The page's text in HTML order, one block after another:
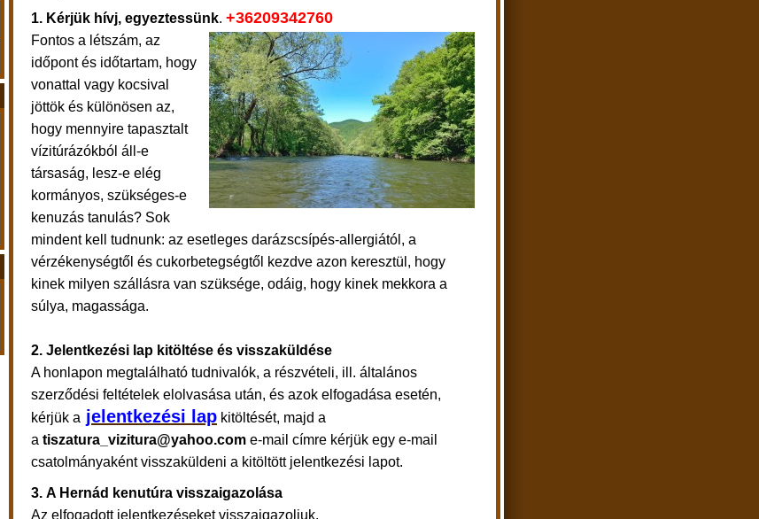
1. Kérjük hívj, egyeztessünk. +36209342760
Fontos a létszám, az
időpont és időtartam, hogy
vonattal vagy kocsival
jöttök és különösen az,
hogy mennyire tapasztalt
vízitúrázókból áll-e
társaság, lesz-e elég
kormányos, szükséges-e
kenuzás tanulás? Sok
mindent kell tudnunk: az esetleges darázscsípés-allergiától, a
vérzékenységtől és cukorbetegségtől kezdve azon keresztül, hogy
kinek milyen szállásra van szüksége, odáig, hogy kinek mekkora a
súlya, magassága.
2. Jelentkezési lap kitöltése és visszaküldése
A honlapon megtalálható tudnivalók, a részvételi, ill. általános
szerződési feltételek elolvasása után, és azok elfogadása esetén,
kérjük a jelentkezési lap kitöltését, majd a
a tiszatura_vizitura@yahoo.com e-mail címre kérjük egy e-mail
csatolmányaként visszaküldeni a kitöltött jelentkezési lapot.
3. A Hernád kenutúra visszaigazolása
Az elfogadott jelentkezéseket visszaigazoljuk.